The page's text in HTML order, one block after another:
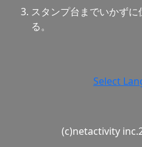
スタンプ台までいかずに
る。
Select
(c)netactivity